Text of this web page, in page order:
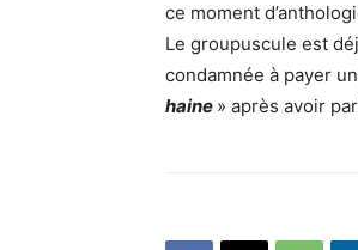
ce moment
Le groupuscule est
condamnée à payer
haine » après avoir